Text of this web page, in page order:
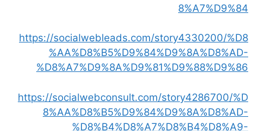
8%A7%D9%84
https://socialwebleads.com/story4330200/%D8
%AA%D8%B5%D9%84%D9%8A%D8%AD-
%D8%A7%D9%8A%D9%81%D9%88%D9%86
https://socialwebconsult.com/story4286700/%D
8%AA%D8%B5%D9%84%D9%8A%D8%AD-
%D8%B4%D8%A7%D8%B4%D8%A9-